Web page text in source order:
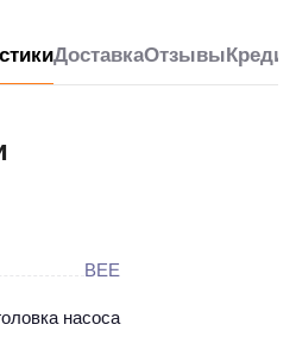
ДоставкаОтзывы
BEE
насоса